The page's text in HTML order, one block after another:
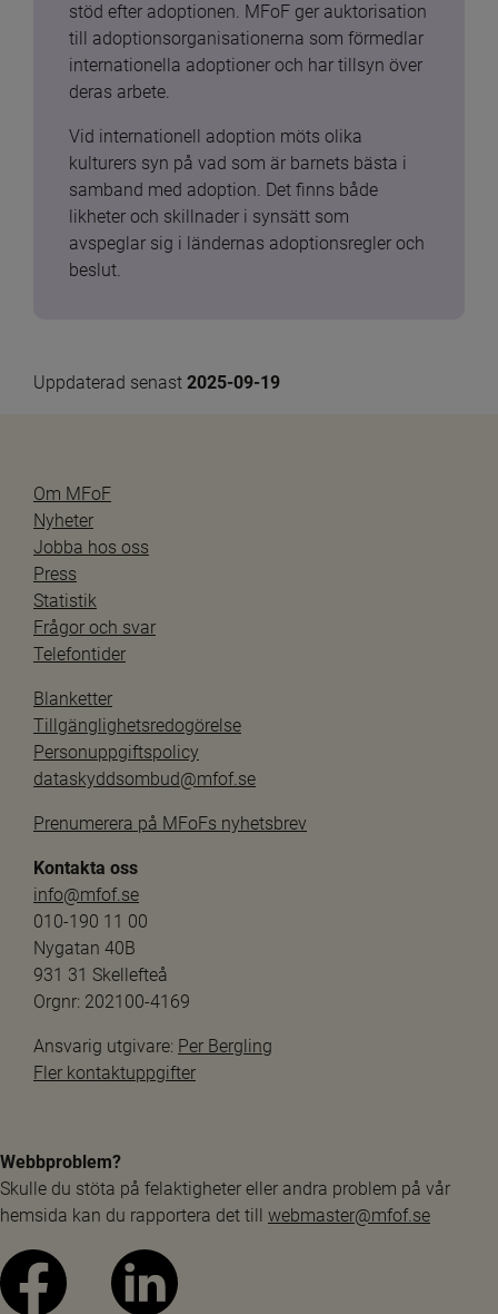
stöd efter adoptionen. MFoF ger auktorisation
till adoptionsorganisationerna som förmedlar
internationella adoptioner och har tillsyn över
deras arbete.
Vid internationell adoption möts olika
kulturers syn på vad som är barnets bästa i
samband med adoption. Det finns både
likheter och skillnader i synsätt som
avspeglar sig i ländernas adoptionsregler och
beslut.
Uppdaterad senast 2025-09-19
Om MFoF
Nyheter
Jobba hos oss
Press
Statistik
Frågor och svar
Telefontider
Blanketter
Tillgänglighetsredogörelse
Personuppgiftspolicy
dataskyddsombud@mfof.se
Prenumerera på MFoFs nyhetsbrev
Kontakta oss
info@mfof.se
010-190 11 00
Nygatan 40B
931 31 Skellefteå
Orgnr: 202100-4169
Ansvarig utgivare: Per Bergling
Fler kontaktuppgifter
Webbproblem?
Skulle du stöta på felaktigheter eller andra problem på vår
hemsida kan du rapportera det till webmaster@mfof.se